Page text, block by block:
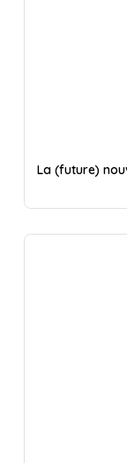
La (future)